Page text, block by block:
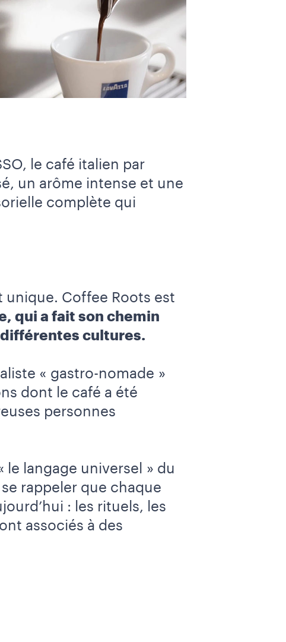
le café italien par
un arôme intense et une
complète qui
unique. Coffee Roots est
qui a fait son chemin
cultures.
« gastro-nomade »
dont le café a été
personnes
le langage universel » du
rappeler que chaque
: les rituels, les
associés à des